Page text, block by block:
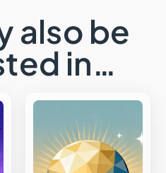
also be
in…